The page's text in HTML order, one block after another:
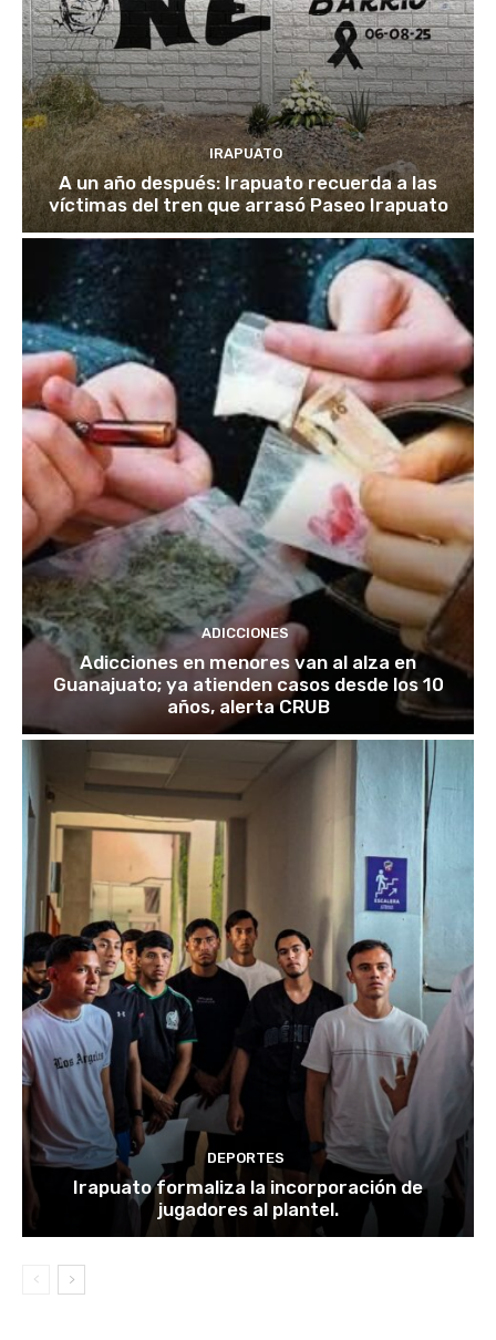
IRAPUATO
A un año después: Irapuato recuerda a las
víctimas del tren que arrasó Paseo Irapuato
ADICCIONES
Adicciones en menores van al alza en
Guanajuato; ya atienden casos desde los 10
años, alerta CRUB
DEPORTES
Irapuato formaliza la incorporación de
jugadores al plantel.